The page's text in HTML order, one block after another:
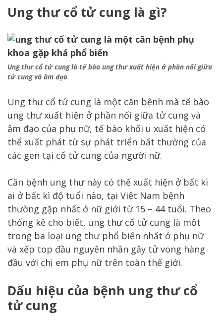
Ung thư cổ tử cung là gì?
Ung thư cổ tử cung là tế bào ung thư xuất hiện ở phần nối giữa
tử cung và âm đạo
Ung thư cổ tử cung là một căn bệnh mà tế bào
ung thư xuất hiện ở phần nối giữa tử cung và
âm đạo của phụ nữ, tế bào khối u xuất hiện có
thể xuất phát từ sự phát triển bất thường của
các gen tại cổ tử cung của người nữ.
Căn bệnh ung thư này có thể xuất hiện ở bất kì
ai ở bất kì độ tuổi nào, tại Việt Nam bệnh
thường gặp nhất ở nữ giới từ 15 – 44 tuổi. Theo
thống kê cho biết, ung thư cổ tử cung là một
trong ba loại ung thư phổ biến nhất ở phụ nữ
và xếp top đầu nguyên nhân gây tử vong hàng
đầu với chị em phụ nữ trên toàn thế giới.
Dấu hiệu của bệnh ung thư cổ
tử cung